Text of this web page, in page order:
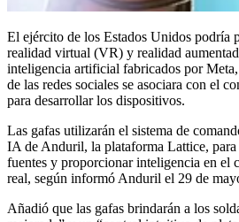
El ejército de los Estados Unidos podría
realidad virtual (VR) y realidad
inteligencia artificial fabricados por
de las redes sociales se asociara con el
para desarrollar los dispositivos.
Las gafas utilizarán el sistema de
IA de Anduril, la plataforma Lattice, para
fuentes y proporcionar inteligencia en el
real, según informó Anduril el 29 de
Añadió que las gafas brindarán a los